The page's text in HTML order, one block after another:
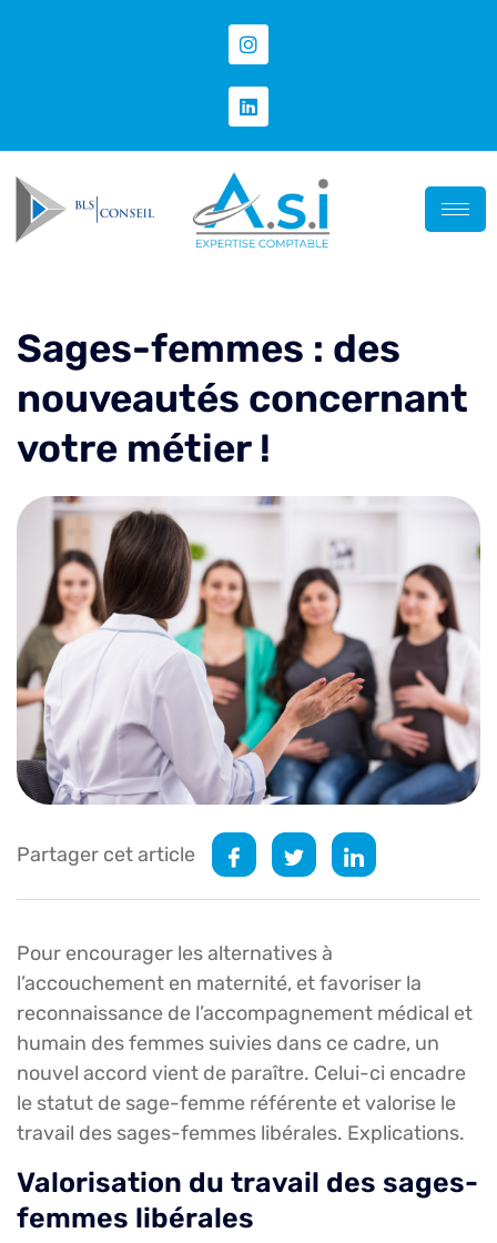
Sages-femmes : des
nouveautés concernant
votre métier !
Partager cet article
Pour encourager les alternatives à
l’accouchement en maternité, et favoriser la
reconnaissance de l’accompagnement médical et
humain des femmes suivies dans ce cadre, un
nouvel accord vient de paraître. Celui-ci encadre
le statut de sage-femme référente et valorise le
travail des sages-femmes libérales. Explications.
Valorisation du travail des sages-
femmes libérales